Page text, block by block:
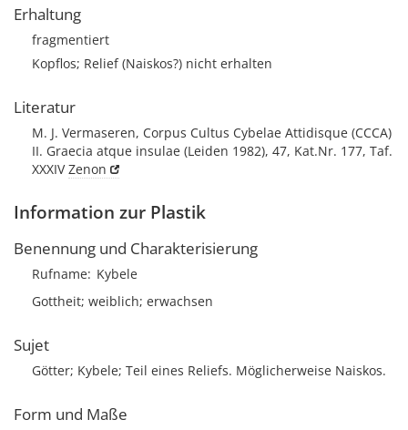
Erhaltung
fragmentiert
Kopflos; Relief (Naiskos?) nicht erhalten
Literatur
M. J. Vermaseren, Corpus Cultus Cybelae Attidisque (CCCA)
II. Graecia atque insulae (Leiden 1982), 47, Kat.Nr. 177, Taf.
XXXIVZenon
Information zur Plastik
Benennung und Charakterisierung
Rufname Kybele
Gottheit; weiblich; erwachsen
Sujet
Götter; Kybele; Teil eines Reliefs. Möglicherweise Naiskos.
Form und Maße